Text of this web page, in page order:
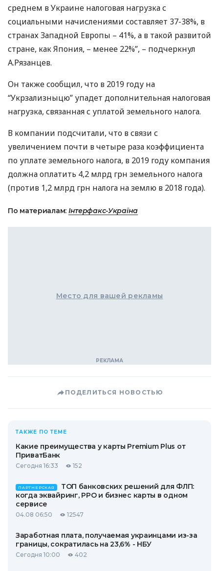
среднем в Украине налоговая нагрузка с
социальными начислениями составляет 37-38%, в
странах Западной Европы – 41%, а в такой развитой
стране, как Япония, – менее 22%”, – подчеркнул
А.Рязанцев.
Он также сообщил, что в 2019 году на
“Укрзализныцю” упадет дополнительная налоговая
нагрузка, связанная с уплатой земельного налога.
В компании подсчитали, что в связи с
увеличением почти в четыре раза коэффициента
по уплате земельного налога, в 2019 году компания
должна оплатить 4,2 млрд грн земельного налога
(против 1,2 млрд грн налога на землю в 2018 года).
По материалам: Інтерфакс-Україна
Место для вашей рекламы
ПОДЕЛИТЬСЯ НОВОСТЬЮ
ТАКЖЕ ПО ТЕМЕ
Какие преимущества у карты Premium Plus от
ПриватБанк
Сегодня 16:33 152
ПАРТНЕРСКАЯ
ТОП банковских решений для ФЛП:
когда эквайринг, РРО и бизнес карты в одном
сервисе
04.08 06:50 12547
Заработная плата, получаемая украинцами из-за
границы, сократилась на 23,6% - НБУ
Сегодня 10:00 402